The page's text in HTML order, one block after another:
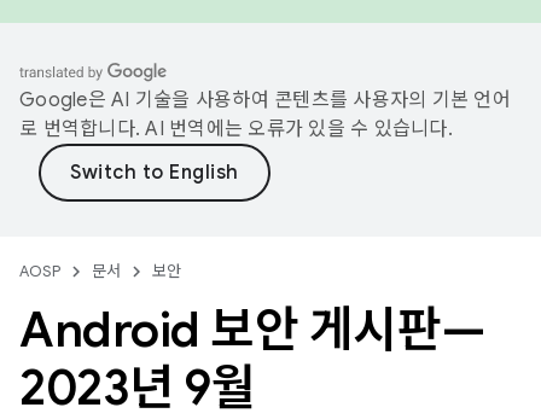
Google은 AI 기술을 사용하여 콘텐츠를 사용자의 기본 언어
로 번역합니다. AI 번역에는 오류가 있을 수 있습니다.
AOSP 문서 보안
Android 보안 게시판—
2023년 9월